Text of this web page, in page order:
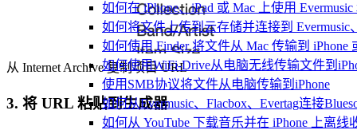
如何在 iPhone、iPad 或 Mac 上使用
如何将文件上传到云存储并连接到 Evermusic
如何使用 Finder 将文件从 Mac 传输到 iPhone
如何使用WiFi-Drive从电脑无线传输文件到
使用SMB协议将文件从电脑传输到iPhone
如何从Evermusic、Flacbox、Evertag连接
如何从 YouTube 下载音乐并在 iPhone 上离线
从 Internet Archive 复制项目 URL
3. 将 URL 粘贴到生成器